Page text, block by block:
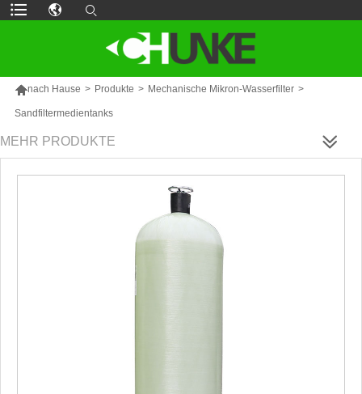
nach Hause > Produkte > Mechanische Mikron-Wasserfilter >
Sandfiltermedientanks
MEHR PRODUKTE